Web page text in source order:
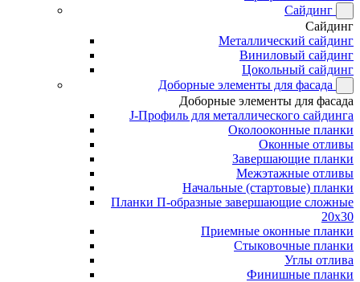
Сайдинг
Сайдинг
Металлический сайдинг
Виниловый сайдинг
Цокольный сайдинг
Доборные элементы для фасада
Доборные элементы для фасада
J-Профиль для металлического сайдинга
Околооконные планки
Оконные отливы
Завершающие планки
Межэтажные отливы
Начальные (стартовые) планки
Планки П-образные завершающие сложные
20x30
Приемные оконные планки
Стыковочные планки
Углы отлива
Финишные планки